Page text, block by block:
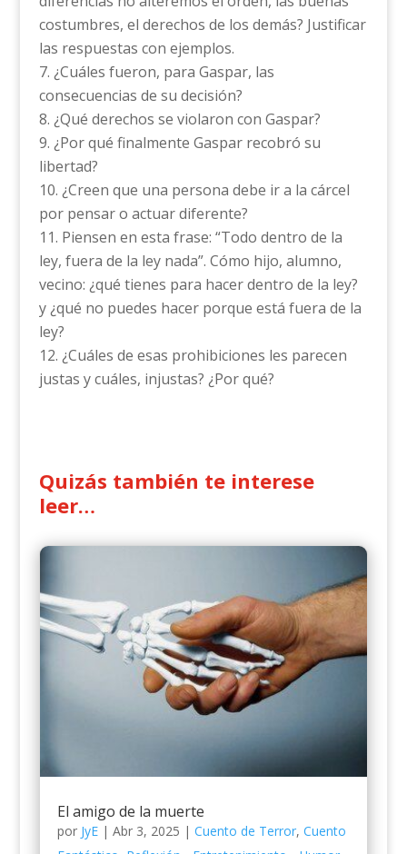
costumbres, el derechos de los demás? Justificar
las respuestas con ejemplos.
¿Cuáles fueron, para Gaspar, las
consecuencias de su decisión?
¿Qué derechos se violaron con Gaspar?
¿Por qué finalmente Gaspar recobró su
libertad?
¿Creen que una persona debe ir a la cárcel
por pensar o actuar diferente?
Piensen en esta frase: “Todo dentro de la
ley, fuera de la ley nada”. Cómo hijo, alumno,
vecino: ¿qué tienes para hacer dentro de la ley?
y ¿qué no puedes hacer porque está fuera de la
ley?
¿Cuáles de esas prohibiciones les parecen
justas y cuáles, injustas? ¿Por qué?
Quizás también te interese
leer…
El amigo de la muerte
por JyE| Abr 3, 2025 | Cuento de Terror, Cuento